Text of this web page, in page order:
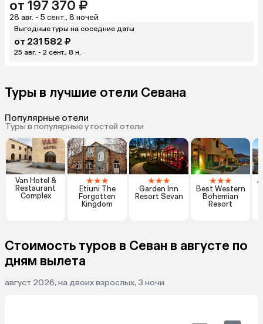
от 197 370 ₽
28 авг. - 5 сент., 8 ночей
Выгодные туры на соседние даты
от 231 582 ₽
25 авг. - 2 сент., 8 н.
Туры в лучшие отели Севана
Популярные отели
Туры в популярные у гостей отели
Van Hotel &
Restaurant
Complex
★★★
Etiuni The
Forgotten
Kingdom
★★★
Garden Inn
Resort Sevan
★★★
Best Western
Bohemian
Resort
Стоимость туров в Севан в августе по
дням вылета
август 2026, на двоих взрослых, 3 ночи